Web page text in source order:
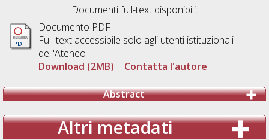
Documenti full-text disponibili:
Documento PDF
Full-text accessibile solo agli utenti istituzionali
dell'Ateneo
Download (2MB) | Contatta l'autore
Abstract
Altri metadati